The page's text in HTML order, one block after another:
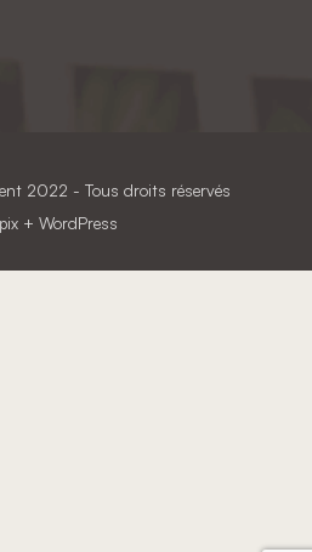
2022 - Tous droits réservés
+ WordPress